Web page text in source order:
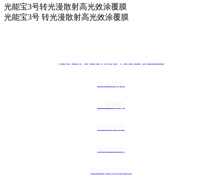
光能宝3号转光漫散射高光效涂覆膜
光能宝3号 转光漫散射高光效涂覆膜
企业理念